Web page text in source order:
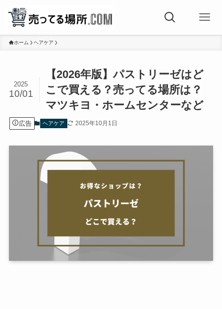
ホーム ヘアケア
【2026年版】パストリーゼはど
こで買える？売ってる場所は？
マツキヨ・ホームセンターなど
2025
10/01
広告 ヘアケア 2025年10月1日